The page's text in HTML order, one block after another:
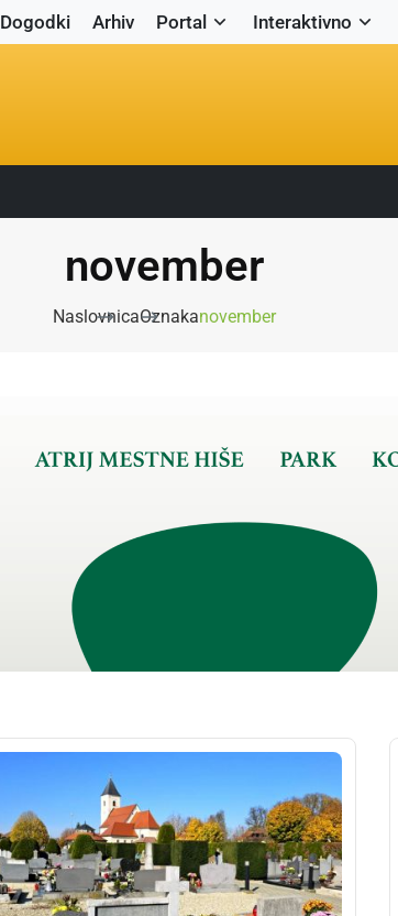
Dogodki Arhiv Portal Interaktivno
november
NaslovnicaOznakanovember